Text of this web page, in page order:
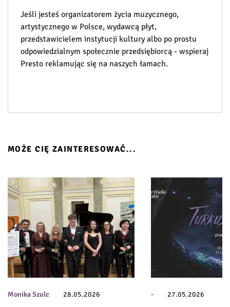
Jeśli jesteś organizatorem życia muzycznego,
artystycznego w Polsce, wydawcą płyt,
przedstawicielem instytucji kultury albo po prostu
odpowiedzialnym społecznie przedsiębiorcą - wspieraj
Presto reklamując się na naszych łamach.
MOŻE CIĘ ZAINTERESOWAĆ...
Monika Szulc 28.05.2026 - 27.05.2026